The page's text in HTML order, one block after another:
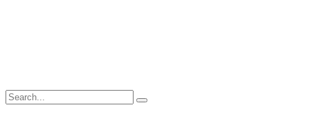
Search
for:
Search...